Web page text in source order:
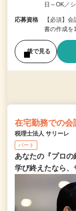
日～OK／
応募資格
【必須】
書の作成を
後で見る
在宅勤務での会
税理士法人 サリーレ
パート
あなたの『プロ
学び終えたなら、